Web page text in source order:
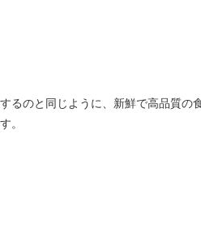
るのと同じように、新鮮で高品質
。